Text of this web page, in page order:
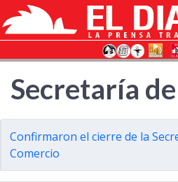
Secretaría
Confirmaron el cierre de la
Comercio